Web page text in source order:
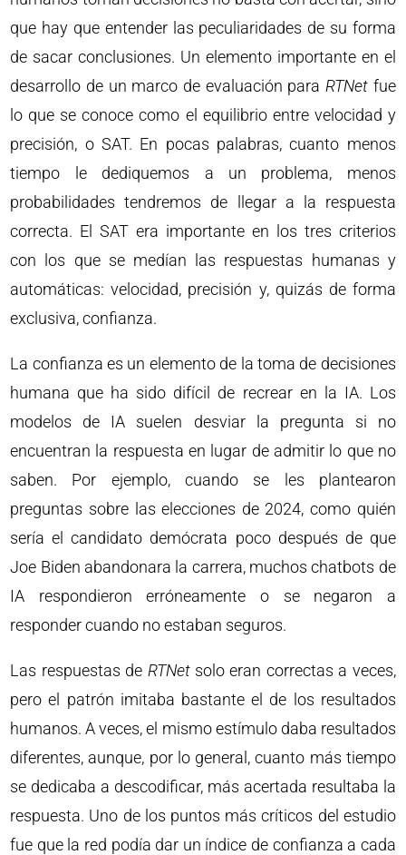
que hay que entender las peculiaridades de su forma
de sacar conclusiones. Un elemento importante en el
desarrollo de un marco de evaluación paraRTNet fue
lo que se conoce como el equilibrio entre velocidad y
precisión, o SAT. En pocas palabras, cuanto menos
tiempo le dediquemos a un problema, menos
probabilidades tendremos de llegar a la respuesta
correcta. El SAT era importante en los tres criterios
con los que se medían las respuestas humanas y
automáticas: velocidad, precisión y, quizás de forma
exclusiva, confianza.
La confianza es un elemento de la toma de decisiones
humana que ha sido difícil de recrear en la IA. Los
modelos de IA suelen desviar la pregunta si no
encuentran la respuesta en lugar de admitir lo que no
saben. Por ejemplo, cuando se les plantearon
preguntas sobre las elecciones de 2024, como quién
sería el candidato demócrata poco después de que
Joe Biden abandonara la carrera, muchos chatbots de
IA respondieron erróneamente o se negaron a
responder cuando no estaban seguros.
Las respuestas de RTNetsolo eran correctas a veces,
pero el patrón imitaba bastante el de los resultados
humanos. A veces, el mismo estímulo daba resultados
diferentes, aunque, por lo general, cuanto más tiempo
se dedicaba a descodificar, más acertada resultaba la
respuesta. Uno de los puntos más críticos del estudio
fue que la red podía dar un índice de confianza a cada